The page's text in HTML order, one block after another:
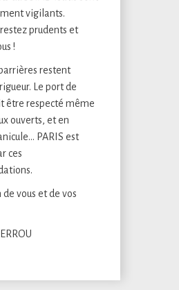
vigilants.
prudents et
!
restent
Le port de
être respecté même
ouverts, et en
PARIS est
ces
de vous et de vos